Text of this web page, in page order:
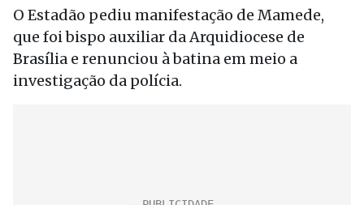
O Estadão pediu manifestação de Mamede,
que foi bispo auxiliar da Arquidiocese de
Brasília e renunciou à batina em meio a
investigação da polícia.